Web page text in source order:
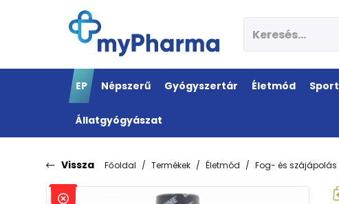
EP Népszerű Gyógyszertár Életmód Sport
Állatgyógyászat
Vissza Főoldal Termékek Életmód Fog- és szájápolás